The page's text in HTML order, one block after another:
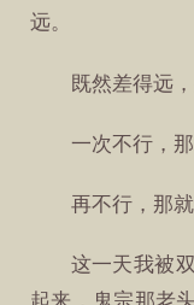
远。
既然差得远
一次不行，
再不行，那就
这一天我被